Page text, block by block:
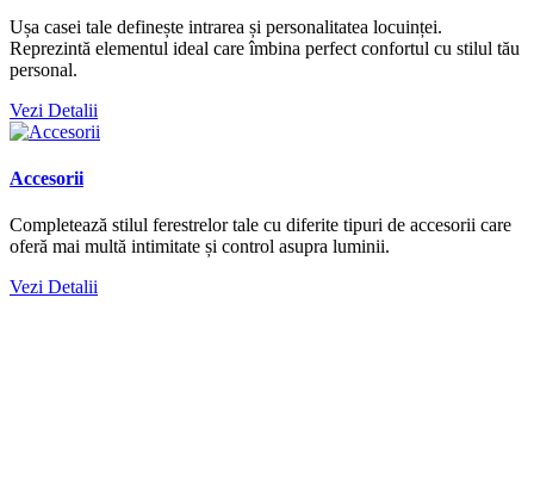
Ușa casei tale definește intrarea și personalitatea locuinței.
Reprezintă elementul ideal care îmbina perfect confortul cu stilul tău
personal.
Vezi Detalii
Accesorii
Completează stilul ferestrelor tale cu diferite tipuri de accesorii care
oferă mai multă intimitate și control asupra luminii.
Vezi Detalii